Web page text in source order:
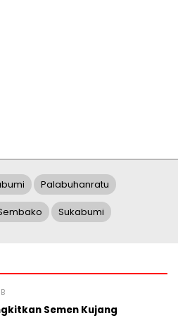
Palabuhanratu
Sukabumi
Semen Kujang